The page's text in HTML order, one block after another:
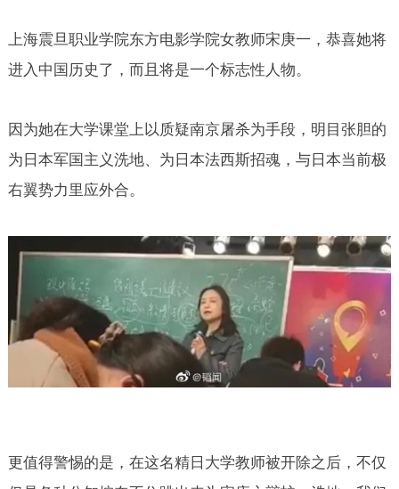
上海震旦职业学院东方电影学院女教师宋庚一，恭喜她将
进入中国历史了，而且将是一个标志性人物。
因为她在大学课堂上以质疑南京屠杀为手段，明目张胆的
为日本军国主义洗地、为日本法西斯招魂，与日本当前极
右翼势力里应外合。
更值得警惕的是，在这名精日大学教师被开除之后，不仅